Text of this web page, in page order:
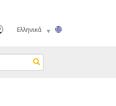
Select
language
Search